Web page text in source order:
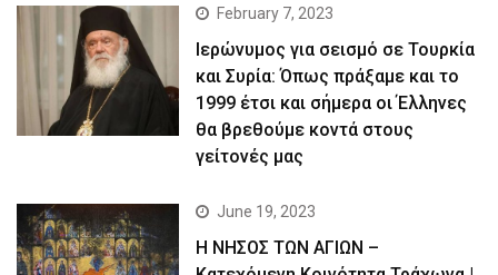
February 7, 2023
Ιερώνυμος για σεισμό σε Τουρκία
και Συρία: Όπως πράξαμε και το
1999 έτσι και σήμερα οι Έλληνες
θα βρεθούμε κοντά στους
γείτονές μας
June 19, 2023
Η ΝΗΣΟΣ ΤΩΝ ΑΓΙΩΝ –